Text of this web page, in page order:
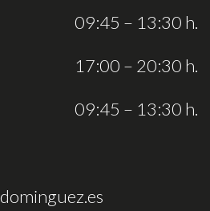
09:45 – 13:30 h.
17:00 – 20:30 h.
09:45 – 13:30 h.